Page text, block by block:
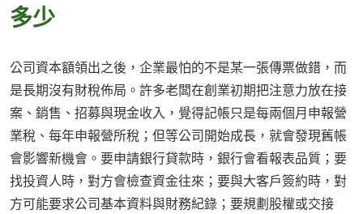
多少
公司資本額領出之後，企業最怕的不是某一張傳票做錯，而
是長期沒有財稅佈局。許多老闆在創業初期把注意力放在接
案、銷售、招募與現金收入，覺得記帳只是每兩個月申報營
業稅、每年申報營所稅；但等公司開始成長，就會發現舊帳
會影響新機會。要申請銀行貸款時，銀行會看報表品質；要
找投資人時，對方會檢查資金往來；要與大客戶簽約時，對
方可能要求公司基本資料與財務紀錄；要規劃股權或交接